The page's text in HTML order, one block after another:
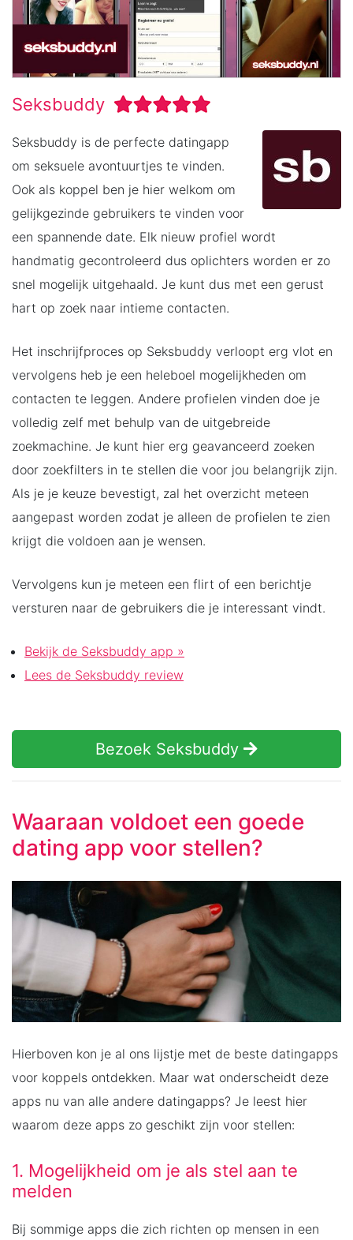
Seksbuddy
Seksbuddy is de perfecte datingapp
om seksuele avontuurtjes te vinden.
Ook als koppel ben je hier welkom om
gelijkgezinde gebruikers te vinden voor
een spannende date. Elk nieuw profiel wordt
handmatig gecontroleerd dus oplichters worden er zo
snel mogelijk uitgehaald. Je kunt dus met een gerust
hart op zoek naar intieme contacten.
Het inschrijfproces op Seksbuddy verloopt erg vlot en
vervolgens heb je een heleboel mogelijkheden om
contacten te leggen. Andere profielen vinden doe je
volledig zelf met behulp van de uitgebreide
zoekmachine. Je kunt hier erg geavanceerd zoeken
door zoekfilters in te stellen die voor jou belangrijk zijn.
Als je je keuze bevestigt, zal het overzicht meteen
aangepast worden zodat je alleen de profielen te zien
krijgt die voldoen aan je wensen.
Vervolgens kun je meteen een flirt of een berichtje
versturen naar de gebruikers die je interessant vindt.
Bekijk de Seksbuddy app »
Lees de Seksbuddy review
Bezoek Seksbuddy
Waaraan voldoet een goede
dating app voor stellen?
Hierboven kon je al ons lijstje met de beste datingapps
voor koppels ontdekken. Maar wat onderscheidt deze
apps nu van alle andere datingapps? Je leest hier
waarom deze apps zo geschikt zijn voor stellen:
1. Mogelijkheid om je als stel aan te
melden
Bij sommige apps die zich richten op mensen in een